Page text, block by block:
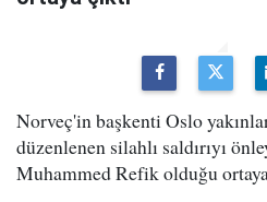
Norveç'in başkenti Oslo
düzenlenen silahlı saldırıyı
Muhammed Refik olduğu ortaya